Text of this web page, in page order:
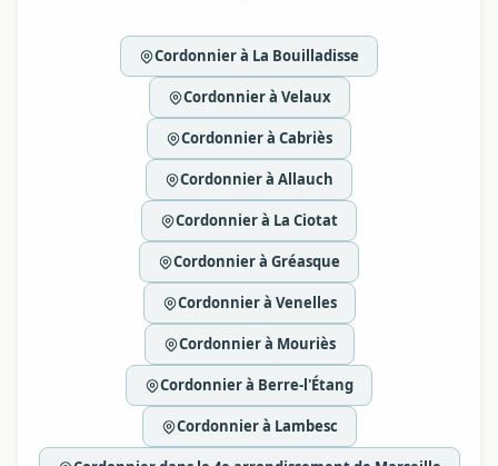
Cordonnier à La Bouilladisse
Cordonnier à Velaux
Cordonnier à Cabriès
Cordonnier à Allauch
Cordonnier à La Ciotat
Cordonnier à Gréasque
Cordonnier à Venelles
Cordonnier à Mouriès
Cordonnier à Berre-l'Étang
Cordonnier à Lambesc